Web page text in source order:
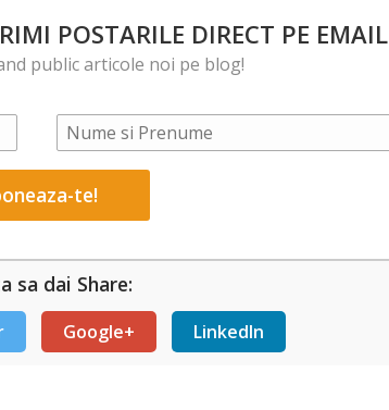
POSTARILE DIRECT PE EMAIL
public articole noi pe blog!
sa dai Share:
Google+ LinkedIn